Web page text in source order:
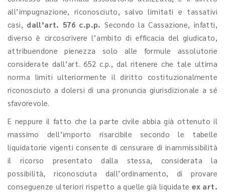
all’impugnazione, riconosciuto, salvo limitati e tassativi
casi, dall’art. 576 c.p.p. Secondo la Cassazione, infatti,
diverso è circoscrivere l’ambito di efficacia del giudicato,
attribuendone pienezza solo alle formule assolutorie
considerate dall’art. 652 c.p., dal ritenere che tale ultima
norma limiti ulteriormente il diritto costituzionalmente
riconosciuto a dolersi di una pronuncia giurisdizionale a sé
sfavorevole.
E neppure il fatto che la parte civile abbia già ottenuto il
massimo dell’importo risarcibile secondo le tabelle
liquidatorie vigenti consente di censurare di inammissibilità
il ricorso presentato dalla stessa, considerata la
possibilità, riconosciuta dall’ordinamento, di provare
conseguenze ulteriori rispetto a quelle già liquidateex art.